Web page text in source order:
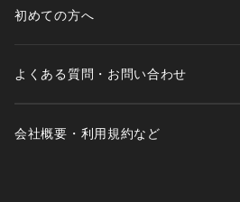
初めての方へ
よくある質問・お問い合わせ
会社概要・利用規約など